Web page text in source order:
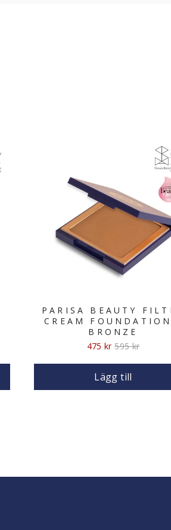
PARISA BEAUTY
CREAM
BRONZE
Sale
475 kr Original
595 kr
Lägg till